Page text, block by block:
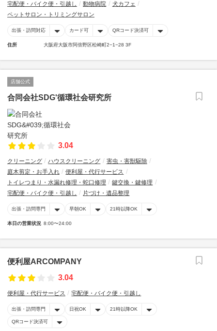
宅配便・バイク便・引越し 動物病院
犬カフェ
ペットサロン・トリミングサロン
出張・訪問対応 カード可 QRコード決済可
住所 大阪府大阪市阿倍野区松崎町2−1−28 3F
店舗公式
合同会社SDG'循環社会研究所
3.04
クリーニング ハウスクリーニング
害虫・害獣駆除
庭木剪定・お手入れ
便利屋・代行サービス
トイレつまり・水漏れ修理・蛇口修理
鍵交換・鍵修理
宅配便・バイク便・引越し
片づけ・遺品整理
出張・訪問専門 早朝OK 21時以降OK
本日の営業状況 8:00〜24:00
便利屋ARCOMPANY
3.04
便利屋・代行サービス 宅配便・バイク便・引越し
出張・訪問専門 日祝OK 21時以降OK
QRコード決済可